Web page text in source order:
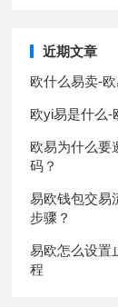
近期文章
欧什么易卖-
欧yi易是什么-
欧易为什么要
码？
易欧钱包交易
步骤？
易欧怎么设置
程